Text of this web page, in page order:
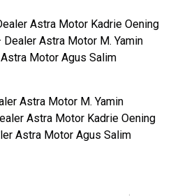
Astra Motor Kadrie Oening
Dealer Astra Motor M. Yamin
Motor Agus Salim
Astra Motor M. Yamin
Astra Motor Kadrie Oening
Astra Motor Agus Salim